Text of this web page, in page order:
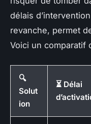
délais
revanche, permet
Voici un comparatif
🔍
Solut
ion
⏳ Délai